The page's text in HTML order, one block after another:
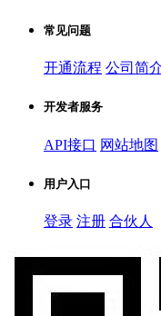
常见问题
开通流程 公司简
开发者服务
API接口 网站地图
用户入口
登录 注册 合伙人